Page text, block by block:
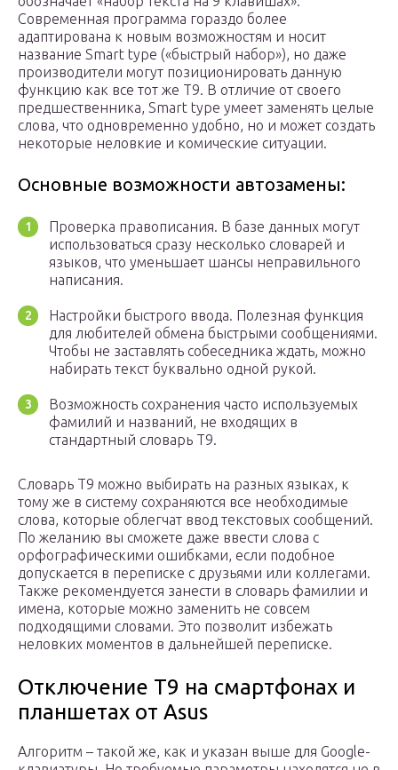
Современная программа гораздо более
адаптирована к новым возможностям и носит
название Smart type («быстрый набор»), но даже
производители могут позиционировать данную
функцию как все тот же Т9. В отличие от своего
предшественника, Smart type умеет заменять целые
слова, что одновременно удобно, но и может создать
некоторые неловкие и комические ситуации.
Основные возможности автозамены:
Проверка правописания. В базе данных могут
использоваться сразу несколько словарей и
языков, что уменьшает шансы неправильного
написания.
Настройки быстрого ввода. Полезная функция
для любителей обмена быстрыми сообщениями.
Чтобы не заставлять собеседника ждать, можно
набирать текст буквально одной рукой.
Возможность сохранения часто используемых
фамилий и названий, не входящих в
стандартный словарь Т9.
Словарь Т9 можно выбирать на разных языках, к
тому же в систему сохраняются все необходимые
слова, которые облегчат ввод текстовых сообщений.
По желанию вы сможете даже ввести слова с
орфографическими ошибками, если подобное
допускается в переписке с друзьями или коллегами.
Также рекомендуется занести в словарь фамилии и
имена, которые можно заменить не совсем
подходящими словами. Это позволит избежать
неловких моментов в дальнейшей переписке.
Отключение Т9 на смартфонах и
планшетах от Asus
Алгоритм – такой же, как и указан выше для Google-